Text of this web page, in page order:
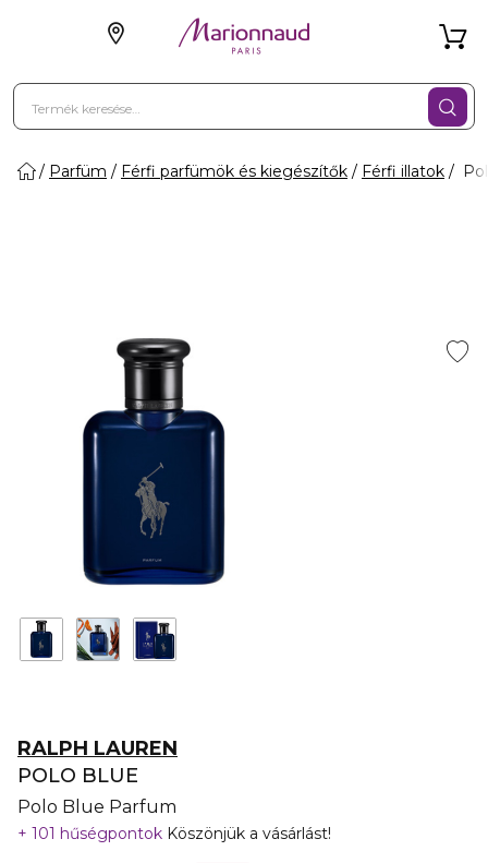
Parfüm Férfi parfümök és kiegészítők Férfi illatok
RALPH LAUREN
POLO BLUE
Polo Blue Parfum
101 hűségpontok Köszönjük a vásárlást!